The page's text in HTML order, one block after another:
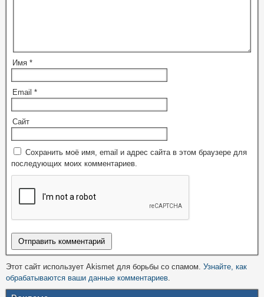
Имя *
Email *
Сайт
Сохранить моё имя, email и адрес сайта в этом браузере для
последующих моих комментариев.
Этот сайт использует Akismet для борьбы со спамом. Узнайте, как
обрабатываются ваши данные комментариев.